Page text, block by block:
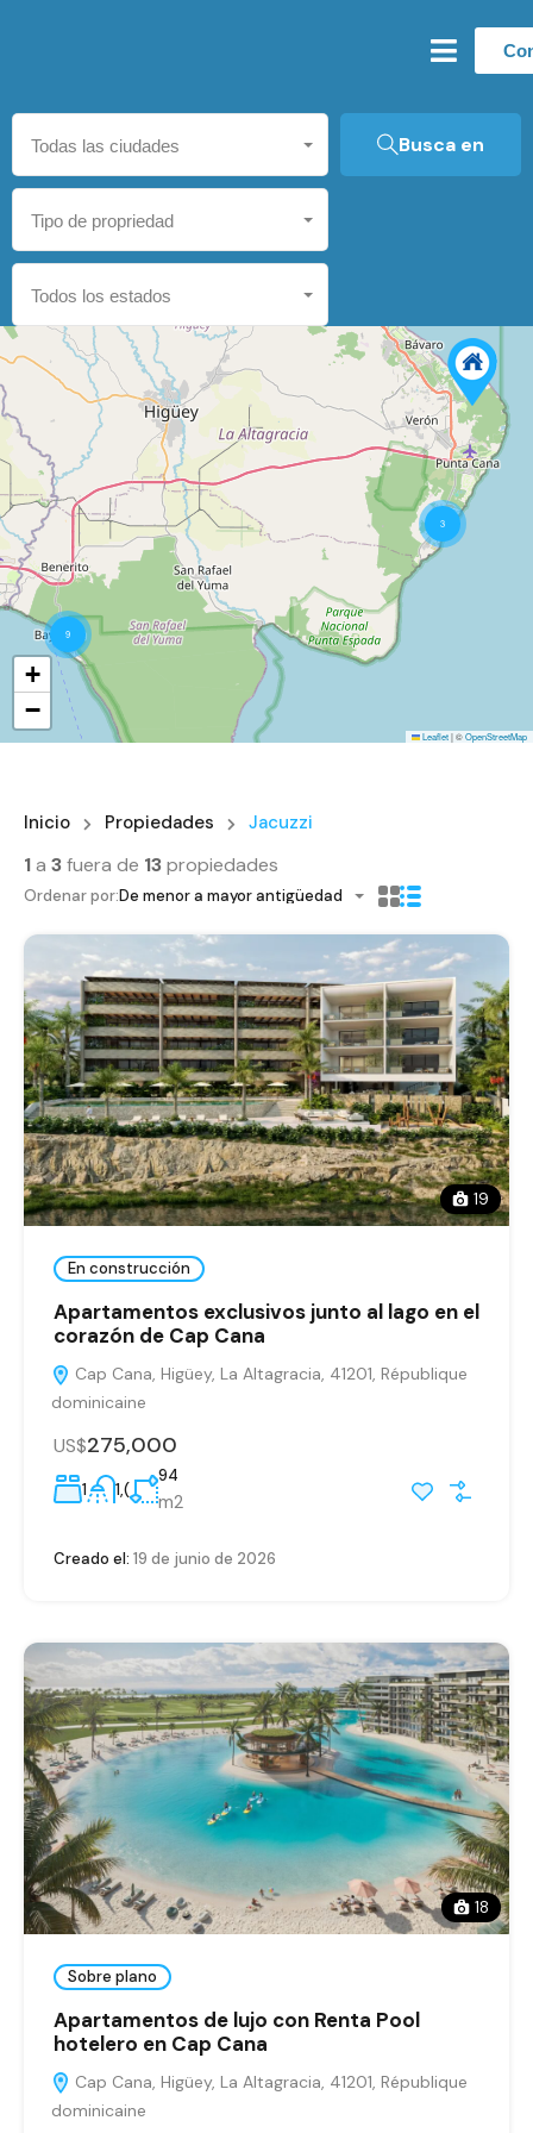
Todas las ciudades
Tipo de propriedad
Todos los estados
Busca en
9
3
+
−
Leaflet|©OpenStreetMap
Inicio Propiedades Jacuzzi
1a 3fuera de 13propiedades
Ordenar por:De menor a mayor antigüedad
19
En construcción
Apartamentos exclusivos junto al lago en el
corazón de Cap Cana
Cap Cana, Higüey, La Altagracia, 41201, République
dominicaine
US$275,000
1 1,(
94
m2
Creado el: 19 de junio de 2026
18
Sobre plano
Apartamentos de lujo con Renta Pool
hotelero en Cap Cana
Cap Cana, Higüey, La Altagracia, 41201, République
dominicaine